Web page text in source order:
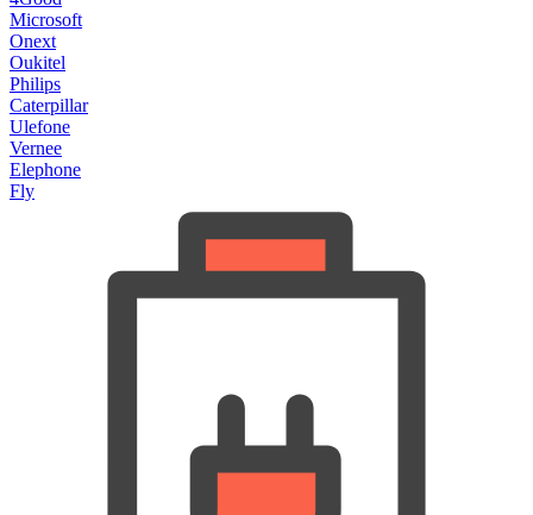
Microsoft
Onext
Oukitel
Philips
Caterpillar
Ulefone
Vernee
Elephone
Fly